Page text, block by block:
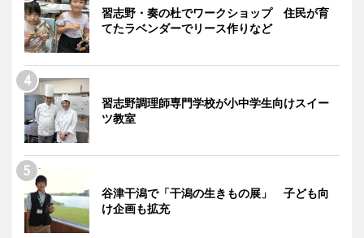
習志野・奏の杜でワークショップ 住民が育
てたラベンダーでリース作りなど
習志野調理師専門学校が小中学生向けスイー
ツ教室
谷津干潟で「干潟の生きもの展」 子ども向
け企画も拡充